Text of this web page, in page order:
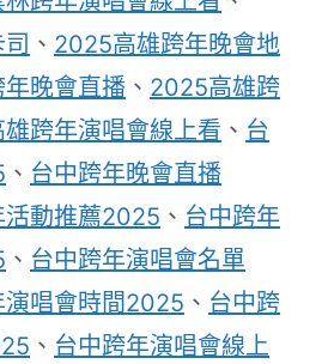
、 2025高雄跨年晚會地
晚會直播 、 2025高雄跨
跨年演唱會線上看 、 台
、 台中跨年晚會直播
活動推薦2025 、 台中跨年
、 台中跨年演唱會名單
演唱會時間2025 、 台中跨
、 台中跨年演唱會線上